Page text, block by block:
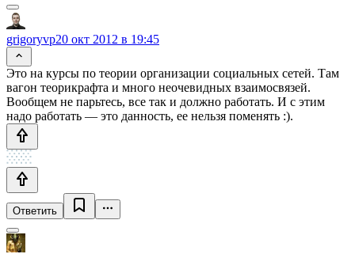
grigoryvp20 окт 2012 в 19:45
Это на курсы по теории организации социальных сетей. Там
вагон теорикрафта и много неочевидных взаимосвязей.
Вообщем не парьтесь, все так и должно работать. И с этим
надо работать — это данность, ее нельзя поменять :).
Ответить